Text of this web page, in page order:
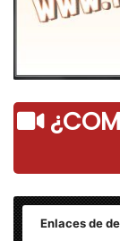
Enlaces de